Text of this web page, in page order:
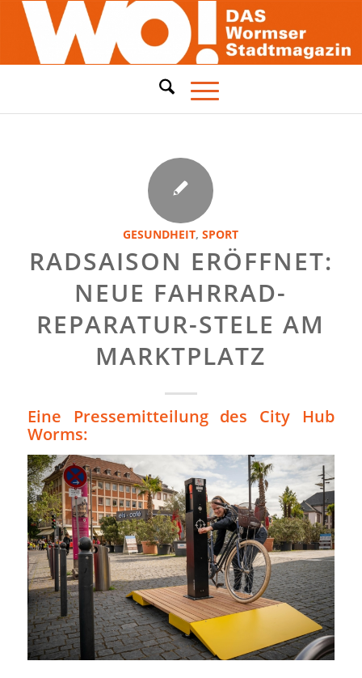
GESUNDHEIT,SPORT
RADSAISON ERÖFFNET:
NEUE FAHRRAD-
REPARATUR-STELE AM
MARKTPLATZ
Eine Pressemitteilung des City Hub
Worms: